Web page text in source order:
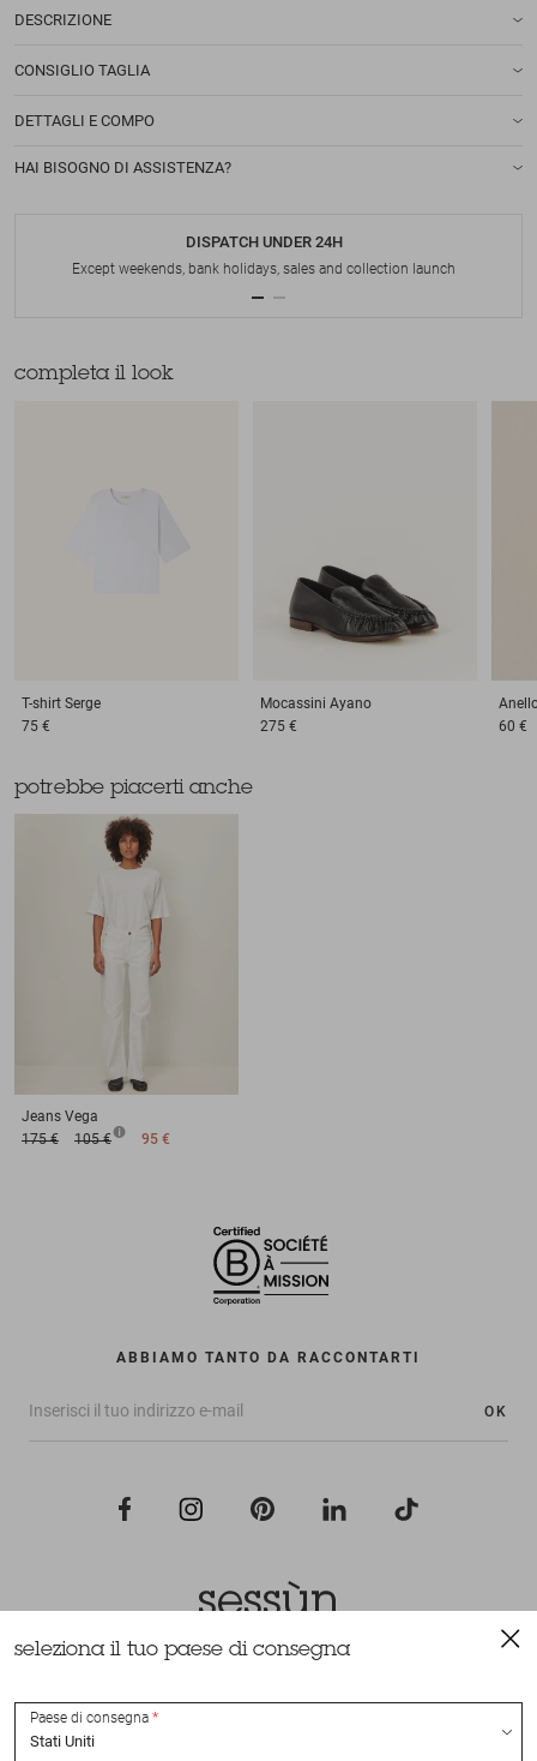
DESCRIZIONE
CONSIGLIO TAGLIA
DETTAGLI E COMPO
HAI BISOGNO DI ASSISTENZA?
DISPATCH UNDER 24H
Except weekends, bank holidays, sales and collection launch
completa il look
T-shirt Serge
75 €
Mocassini Ayano
275 €
60 €
potrebbe piacerti anche
Jeans Vega
175 €
105 € 95 €
ABBIAMO TANTO DA RACCONTARTI
OK
Tutti i diritti riservati Sessùn 2022
seleziona il tuo paese di consegna
Paese di consegna